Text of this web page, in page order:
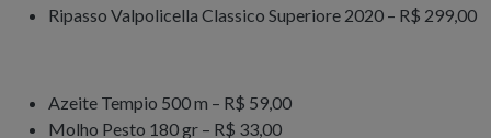
Ripasso Valpolicella Classico Superiore 2020 – R$ 299,00
Azeite Tempio 500 m – R$ 59,00
Molho Pesto 180 gr – R$ 33,00